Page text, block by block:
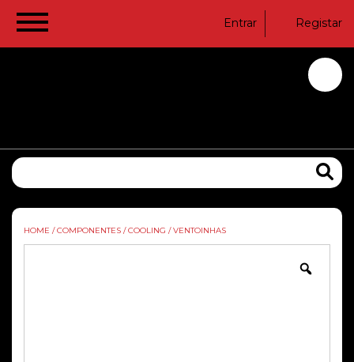
Entrar Registar
HOME / COMPONENTES / COOLING / VENTOINHAS